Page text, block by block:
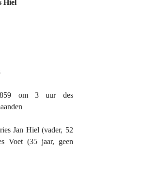
Hiel
om 3 uur des
Jan Hiel (vader, 52
Voet (35 jaar, geen